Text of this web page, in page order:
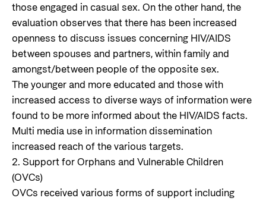
those engaged in casual sex. On the other hand, the
evaluation observes that there has been increased
openness to discuss issues concerning HIV/AIDS
between spouses and partners, within family and
amongst/between people of the opposite sex.
The younger and more educated and those with
increased access to diverse ways of information were
found to be more informed about the HIV/AIDS facts.
Multi media use in information dissemination
increased reach of the various targets.
2. Support for Orphans and Vulnerable Children
(OVCs)
OVCs received various forms of support including